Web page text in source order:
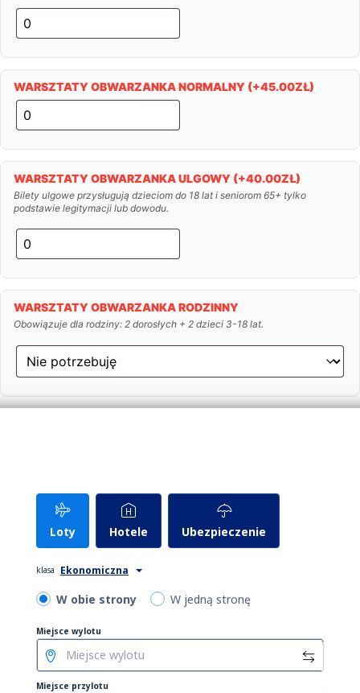
WARSZTATY OBWARZANKA NORMALNY (+45.00ZŁ)
WARSZTATY OBWARZANKA ULGOWY (+40.00ZŁ)
Bilety ulgowe przysługują dzieciom do 18 lat i seniorom 65+ tylko
podstawie legitymacji lub dowodu.
WARSZTATY OBWARZANKA RODZINNY
Obowiązuje dla rodziny: 2 dorosłych + 2 dzieci 3-18 lat.
Loty Hotele Ubezpieczenie
klasa Ekonomiczna
W obie strony W jedną stronę
Miejsce wylotu
Miejsce przylotu